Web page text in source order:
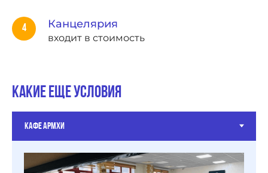
Канцелярия
входит в стоимость
Какие еще условия